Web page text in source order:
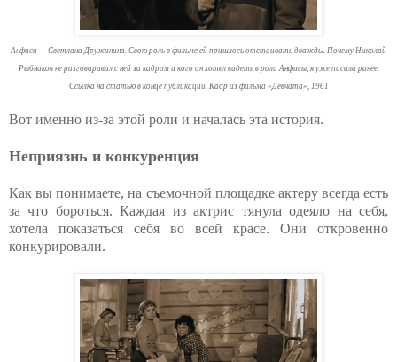
Анфиса — Светлана Дружинина. Свою роль в фильме ей пришлось отстаивать дважды. Почему Николай
Рыбников не разговаривал с ней за кадром и кого он хотел видеть в роли Анфисы, я уже писала ранее.
Ссылка на статью в конце публикации. Кадр из фильма «Девчата», 1961
Вот именно из-за этой роли и началась эта история.
Неприязнь и конкуренция
Как вы понимаете, на съемочной площадке актеру всегда есть
за что бороться. Каждая из актрис тянула одеяло на себя,
хотела показаться себя во всей красе. Они откровенно
конкурировали.